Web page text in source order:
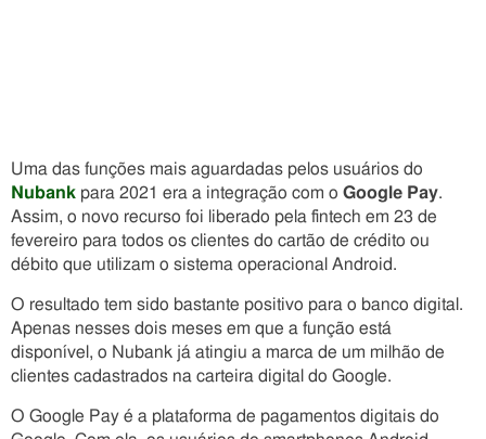
Uma das funções mais aguardadas pelos usuários do
Nubank para 2021 era a integração com o Google Pay.
Assim, o novo recurso foi liberado pela fintech em 23 de
fevereiro para todos os clientes do cartão de crédito ou
débito que utilizam o sistema operacional Android.
O resultado tem sido bastante positivo para o banco digital.
Apenas nesses dois meses em que a função está
disponível, o Nubank já atingiu a marca de um milhão de
clientes cadastrados na carteira digital do Google.
O Google Pay é a plataforma de pagamentos digitais do